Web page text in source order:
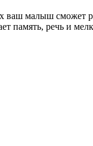
малыш сможет
память, речь и